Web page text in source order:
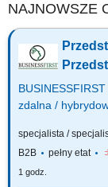
NAJNOWSZE
BUSINESSFIRST
zdalna /
specjalista /
B2B
pełny etat
1 godz.